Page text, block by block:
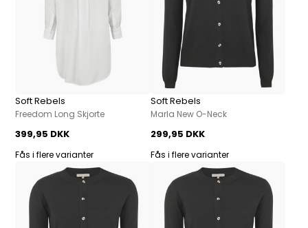
Soft Rebels
Freedom Long Skjorte
399,95 DKK
Fås i flere varianter
Soft Rebels
Marla New O-Neck
299,95 DKK
Fås i flere varianter